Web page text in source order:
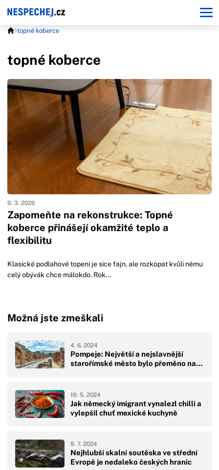
topné koberce
topné koberce
Zapomeňte na rekonstrukce: Topné
koberce přinášejí okamžité teplo a
flexibilitu
9. 3. 2026
Klasické podlahové topení je sice fajn, ale rozkopat kvůli němu
celý obývák chce málokdo. Rok...
Možná jste zmeškali
Pompeje: Největší a nejslavnější
starořímské město bylo přeměno na…
4. 6. 2024
Jak německý imigrant vynalezl chilli a
vylepšil chuť mexické kuchyně
19. 5. 2024
Nejhlubší skalní soutěska ve střední
Evropě je nedaleko českých hranic
9. 7. 2024